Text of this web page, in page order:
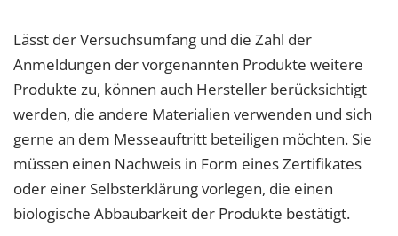
Lässt der Versuchsumfang und die Zahl der
Anmeldungen der vorgenannten Produkte weitere
Produkte zu, können auch Hersteller berücksichtigt
werden, die andere Materialien verwenden und sich
gerne an dem Messeauftritt beteiligen möchten. Sie
müssen einen Nachweis in Form eines Zertifikates
oder einer Selbsterklärung vorlegen, die einen
biologische Abbaubarkeit der Produkte bestätigt.